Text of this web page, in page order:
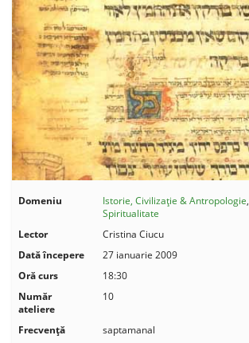
Domeniu Istorie, Civilizație & Antropologie,
Spiritualitate
Lector
Cristina Ciucu
Dată începere
27 ianuarie 2009
Oră curs
18:30
Număr
ateliere
10
Frecvenţă
saptamanal